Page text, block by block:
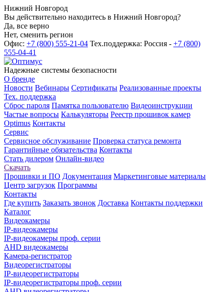
Нижний Новгород
Вы действительно находитесь в Нижний Новгород?
Да, все верно
Нет, сменить регион
Офис: +7 (800) 555-21-04 Тех.поддержка: Россия - +7 (800)
555-04-41
Надежные системы безопасности
О бренде
Новости Вебинары Сертификаты Реализованные проекты
Тех. поддержка
Сброс пароля Памятка пользователю Видеоинструкции
Частые вопросы Калькуляторы Реестр прошивок камер
Optimus Контакты
Сервис
Сервисное обслуживание Проверка статуса ремонта
Гарантийные обязательства Контакты
Стать дилером Онлайн-видео
Скачать
Прошивки и ПО Документация Маркетинговые материалы
Центр загрузок Программы
Контакты
Где купить Заказать звонок Доставка Контакты поддержки
Каталог
Видеокамеры
IP-видеокамеры
IP-видеокамеры проф. серии
AHD видеокамеры
Камера-регистратор
Видеорегистраторы
IP-видеорегистраторы
IP-видеорегистраторы проф. серии